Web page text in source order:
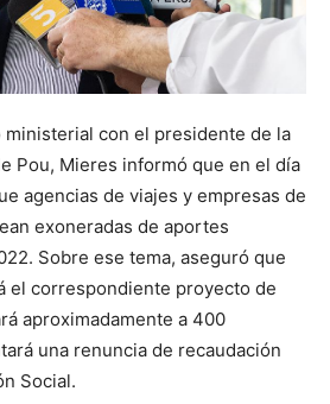
ministerial con el presidente de la
Pou, Mieres informó que en el día
agencias de viajes y empresas de
exoneradas de aportes
Sobre ese tema, aseguró que
el correspondiente proyecto de
aproximadamente a 400
una renuncia de recaudación
Social.